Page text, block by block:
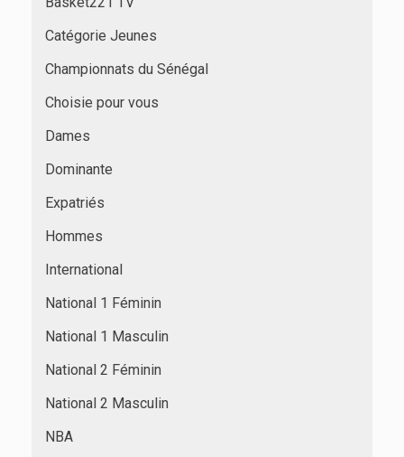
Catégorie Jeunes
Championnats du Sénégal
Choisie pour vous
Dames
Dominante
Expatriés
Hommes
International
National 1 Féminin
National 1 Masculin
National 2 Féminin
National 2 Masculin
NBA